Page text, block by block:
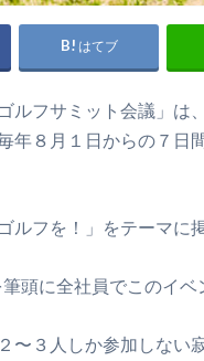
はてブ
ルフサミット会議」は
年８月１日からの７日
ルフを！」をテーマに
頭に全社員でこのイベ
〜３人しか参加しない